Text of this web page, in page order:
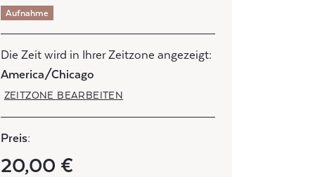
Aufnahme
Die Zeit wird in Ihrer Zeitzone angezeigt:
America/Chicago
ZEITZONE BEARBEITEN
Preis:
20,00 €